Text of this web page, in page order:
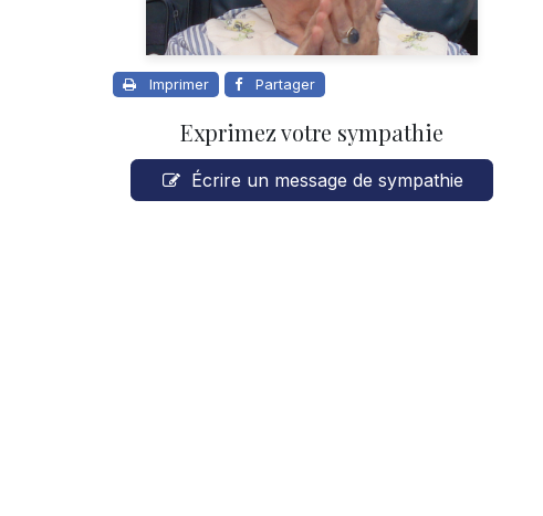
Imprimer Partager
Exprimez votre sympathie
Écrire un message de sympathie